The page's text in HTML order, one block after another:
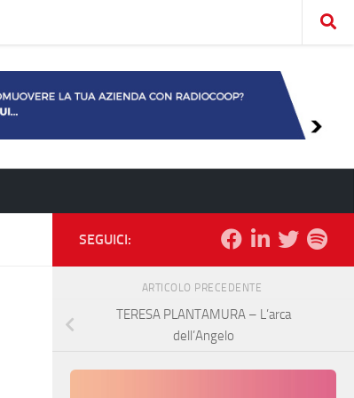
SEGUICI:
ARTICOLO PRECEDENTE
TERESA PLANTAMURA – L’arca
dell’Angelo